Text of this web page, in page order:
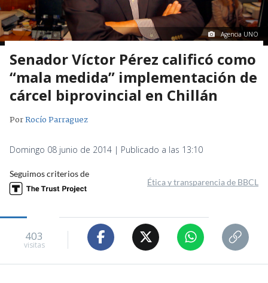
Agencia UNO
Senador Víctor Pérez calificó como
“mala medida” implementación de
cárcel biprovincial en Chillán
PorRocío Parraguez
Domingo 08 junio de 2014 | Publicado a las 13:10
Seguimos criterios de
Ética y transparencia de BBCL
403
visitas